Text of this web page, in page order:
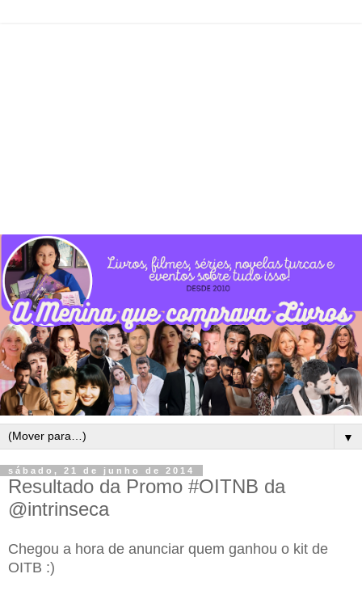
▼
sábado, 21 de junho de 2014
Resultado da Promo #OITNB da
@intrinseca
Chegou a hora de anunciar quem ganhou o kit de
OITB :)